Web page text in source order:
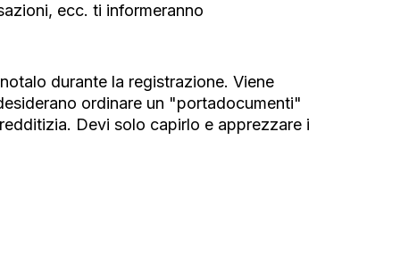
ecc. ti informeranno
durante la registrazione. Viene
ordinare un "portadocumenti"
Devi solo capirlo e apprezzare i